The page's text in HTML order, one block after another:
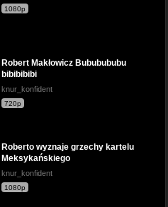
1080p
Robert Makłowicz Bububububu
bibibibibi
knur_konfident
720p
Roberto wyznaje grzechy kartelu
Meksykańskiego
knur_konfident
1080p